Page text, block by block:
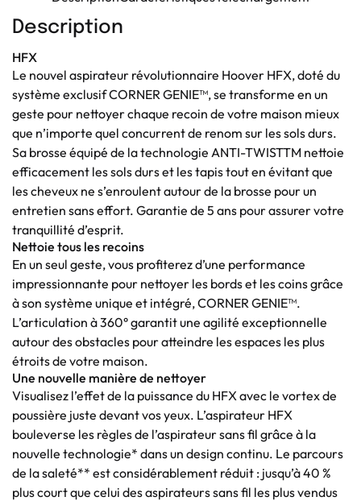
Description
HFX
Le nouvel aspirateur révolutionnaire Hoover HFX, doté du
système exclusif CORNER GENIE™, se transforme en un
geste pour nettoyer chaque recoin de votre maison mieux
que n’importe quel concurrent de renom sur les sols durs.
Sa brosse équipé de la technologie ANTI-TWISTTM nettoie
efficacement les sols durs et les tapis tout en évitant que
les cheveux ne s’enroulent autour de la brosse pour un
entretien sans effort. Garantie de 5 ans pour assurer votre
tranquillité d’esprit.
Nettoie tous les recoins
En un seul geste, vous profiterez d’une performance
impressionnante pour nettoyer les bords et les coins grâce
à son système unique et intégré, CORNER GENIE™.
L’articulation à 360° garantit une agilité exceptionnelle
autour des obstacles pour atteindre les espaces les plus
étroits de votre maison.
Une nouvelle manière de nettoyer
Visualisez l’effet de la puissance du HFX avec le vortex de
poussière juste devant vos yeux. L’aspirateur HFX
bouleverse les règles de l’aspirateur sans fil grâce à la
nouvelle technologie* dans un design continu. Le parcours
de la saleté** est considérablement réduit : jusqu’à 40 %
plus court que celui des aspirateurs sans fil les plus vendus